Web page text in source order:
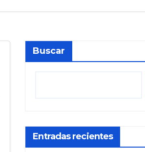
Buscar
Entradas recientes